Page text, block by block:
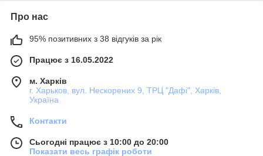
Про нас
95% позитивних з 38 відгуків за рік
Працює з 16.05.2022
м. Харків
г. Харьков, вул. Нескорених 9, ТРЦ "Дафі", Харків,
Україна
Контакти
Сьогодні працює з 10:00 до 20:00
Показати весь графік роботи